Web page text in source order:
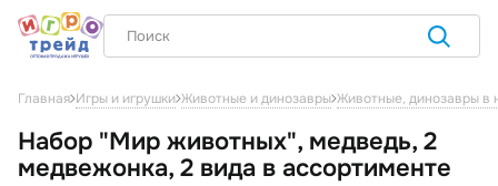
Главная Игры и игрушки Животные и динозавры Животные, динозавры в
Набор "Мир животных", медведь, 2
медвежонка, 2 вида в ассортименте